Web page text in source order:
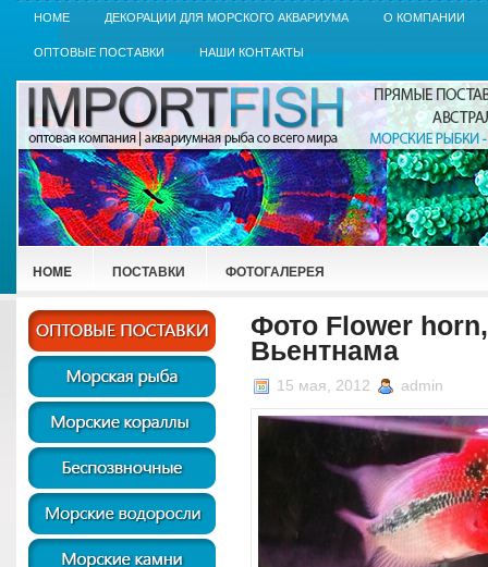
HOME ДЕКОРАЦИИ ДЛЯ МОРСКОГО АКВАРИУМА О КОМПАНИИ
ОПТОВЫЕ ПОСТАВКИ НАШИ КОНТАКТЫ
HOME ПОСТАВКИ ФОТОГАЛЕРЕЯ
Фото Flower
Вьентнама
15 мая, 2012 admin